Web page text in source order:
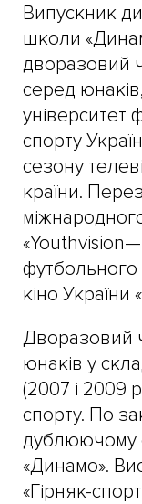
Випускник
школи
дворазовий
серед
університет
спорту
сезону
країни.
футбольного
кіно України
Дворазовий
юнаків у
(2007 і 2009
спорту. По
дублюючому
«Динамо».
«Гірняк-